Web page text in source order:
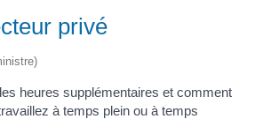
privé
heures supplémentaires et comment
à temps plein ou à temps